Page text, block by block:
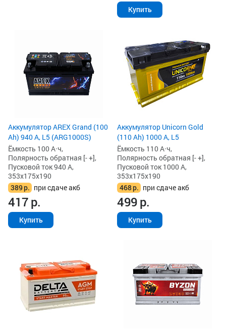
Купить
Аккумулятор AREX Grand (100
Ah) 940 А, L5 (ARG1000S)
Ёмкость 100 А·ч,
Полярность обратная [- +],
Пусковой ток 940 А,
353x175x190
389р. при сдаче акб
417р.
Купить
Аккумулятор Unicorn Gold
(110 Ah) 1000 А, L5
Ёмкость 110 А·ч,
Полярность обратная [- +],
Пусковой ток 1000 А,
353x175x190
468р. при сдаче акб
499р.
Купить